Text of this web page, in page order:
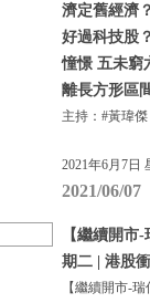
濟定舊經濟
好過科技股
憧憬 五未窮
離長方形區
主持：#黃瑋
2021年6月7日
2021/06/07
【繼續開市
期二 | 港股
【繼續開市-